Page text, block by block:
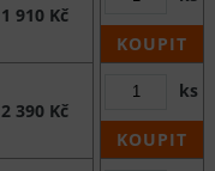
1 910 Kč
KOUPIT
2 390 Kč
ks
KOUPIT